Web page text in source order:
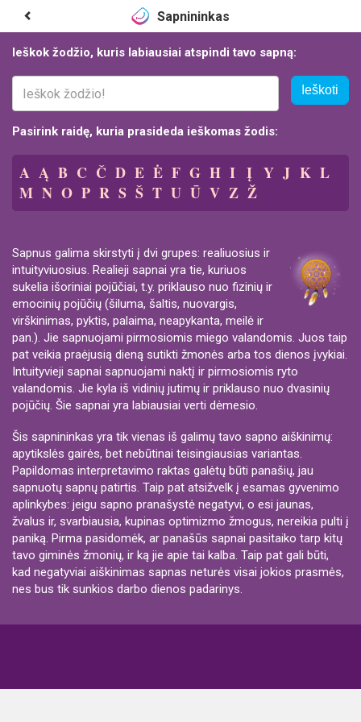
Sapnininkas
Ieškok žodžio, kuris labiausiai atspindi tavo sapną:
Ieškoti
Pasirink raidę, kuria prasideda ieškomas žodis:
A Ą B C Č D E Ė F G H I Į Y J K L
M N O P R S Š T U Ū V Z Ž
Sapnus galima skirstyti į dvi grupes: realiuosius ir
intuityviuosius. Realieji sapnai yra tie, kuriuos
sukelia išoriniai pojūčiai, t.y. priklauso nuo fizinių ir
emocinių pojūčių (šiluma, šaltis, nuovargis,
virškinimas, pyktis, palaima, neapykanta, meilė ir
pan.). Jie sapnuojami pirmosiomis miego valandomis. Juos taip
pat veikia praėjusią dieną sutikti žmonės arba tos dienos įvykiai.
Intuityvieji sapnai sapnuojami naktį ir pirmosiomis ryto
valandomis. Jie kyla iš vidinių jutimų ir priklauso nuo dvasinių
pojūčių. Šie sapnai yra labiausiai verti dėmesio.
Šis sapnininkas yra tik vienas iš galimų tavo sapno aiškinimų:
apytikslės gairės, bet nebūtinai teisingiausias variantas.
Papildomas interpretavimo raktas galėtų būti panašių, jau
sapnuotų sapnų patirtis. Taip pat atsižvelk į esamas gyvenimo
aplinkybes: jeigu sapno pranašystė negatyvi, o esi jaunas,
žvalus ir, svarbiausia, kupinas optimizmo žmogus, nereikia pulti į
paniką. Pirma pasidomėk, ar panašūs sapnai pasitaiko tarp kitų
tavo giminės žmonių, ir ką jie apie tai kalba. Taip pat gali būti,
kad negatyviai aiškinimas sapnas neturės visai jokios prasmės,
nes bus tik sunkios darbo dienos padarinys.